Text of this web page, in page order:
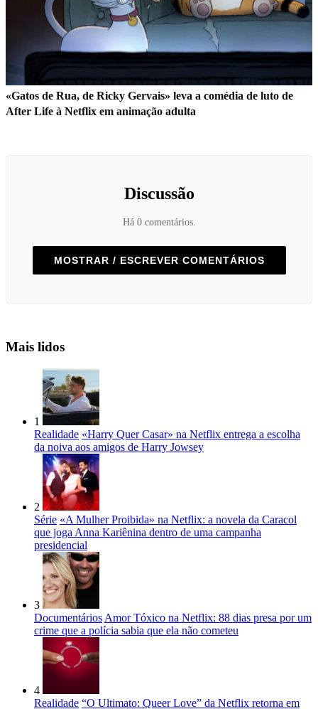
«Gatos de Rua, de Ricky Gervais» leva a comédia de luto de
After Life à Netflix em animação adulta
Discussão
Há 0 comentários.
MOSTRAR / ESCREVER COMENTÁRIOS
Mais lidos
1
Realidade «Harry Quer Casar» na Netflix entrega a escolha
da noiva aos amigos de Harry Jowsey
2
Série «A Mulher Proibida» na Netflix: a novela da Caracol
que joga Anna Kariênina dentro de uma campanha
presidencial
3
Documentários Amor Tóxico na Netflix: 88 dias presa por um
crime que a polícia sabia que ela não cometeu
4
Realidade “O Ultimato: Queer Love” da Netflix retorna em